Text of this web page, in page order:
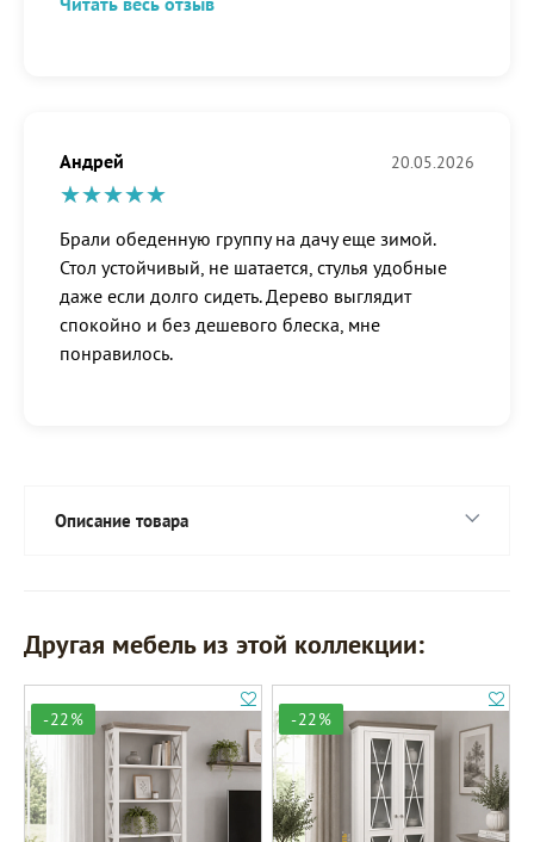
Андрей 20.05.2026
Брали обеденную группу на дачу еще зимой.
Стол устойчивый, не шатается, стулья удобные
даже если долго сидеть. Дерево выглядит
спокойно и без дешевого блеска, мне
понравилось.
Описание товара
Другая мебель из этой коллекции:
-22% -22%